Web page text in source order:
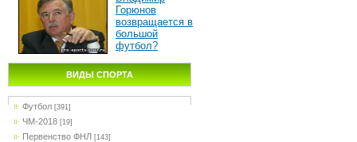
Горюнов
возвращается в
большой
футбол?
ВИДЫ СПОРТА
Футбол [391]
ЧМ-2018 [19]
Первенство ФНЛ [143]